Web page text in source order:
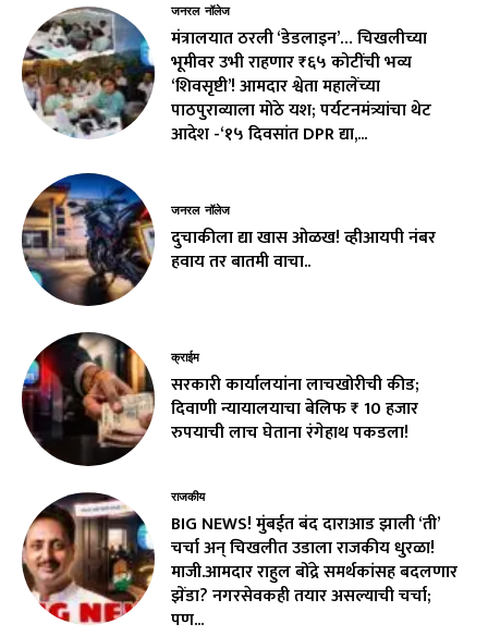
जनरल नॉलेज
मंत्रालयात ठरली ‘डेडलाइन’… चिखलीच्या
भूमीवर उभी राहणार ₹६५ कोटींची भव्य
‘शिवसृष्टी’! आमदार श्वेता महालेंच्या
पाठपुराव्याला मोठे यश; पर्यटनमंत्र्यांचा थेट
आदेश -‘१५ दिवसांत DPR द्या,...
जनरल नॉलेज
दुचाकीला द्या खास ओळख! व्हीआयपी नंबर
हवाय तर बातमी वाचा..
क्राईम
सरकारी कार्यालयांना लाचखोरीची कीड;
दिवाणी न्यायालयाचा बेलिफ ₹ 10 हजार
रुपयाची लाच घेताना रंगेहाथ पकडला!
राजकीय
BIG NEWS! मुंबईत बंद दाराआड झाली ‘ती’
चर्चा अन् चिखलीत उडाला राजकीय धुरळा!
माजी.आमदार राहुल बोंद्रे समर्थकांसह बदलणार
झेंडा? नगरसेवकही तयार असल्याची चर्चा;
पण...